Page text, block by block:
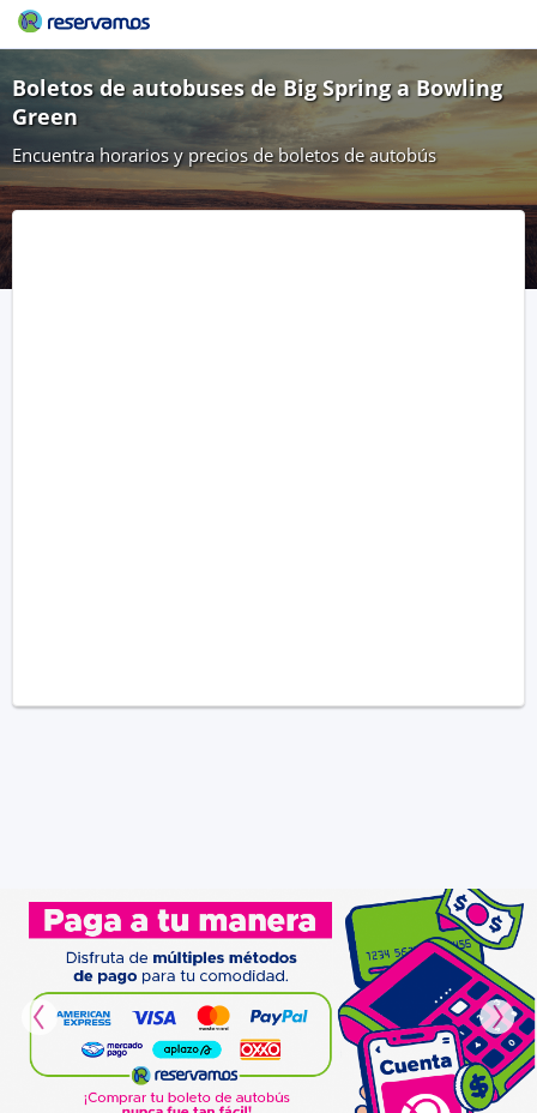
Boletos de autobuses de Big Spring a Bowling
Green
Encuentra horarios y precios de boletos de autobús